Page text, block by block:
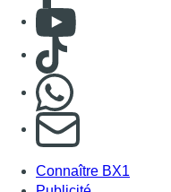
Consulter
Consulter TikTok
S'abonner à
Connaître BX1